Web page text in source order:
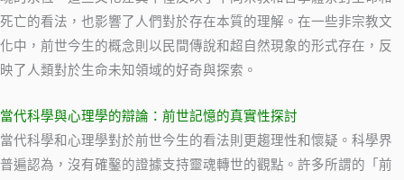
死亡的看法，也影響了人們對於存在本質的理解。在一些非宗教文
化中，前世今生的概念則以民間傳說和超自然現象的形式存在，反
映了人類對於生命未知領域的好奇與探索。
當代科學與心理學的辯論：前世記憶的真實性探討
當代科學和心理學對於前世今生的看法則更趨理性和懷疑。科學界
普遍認為，沒有確鑿的證據支持靈魂轉世的觀點。許多所謂的「前